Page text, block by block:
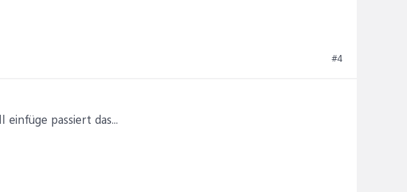
#4
passiert das...